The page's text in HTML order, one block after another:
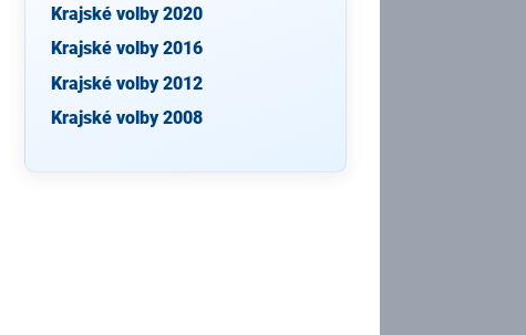
Krajské volby 2020
Krajské volby 2016
Krajské volby 2012
Krajské volby 2008